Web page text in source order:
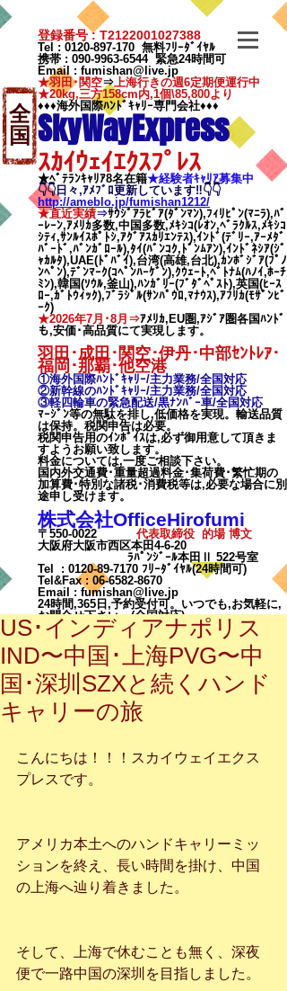
全
国
登録番号 : T2122001027388
Tel : 0120-897-170 無料ﾌﾘｰﾀﾞｲﾔﾙ
携帯 : 090-9963-6544緊急24時間可
Email : fumishan@live.jp
★羽田･関空⇒上海行きの週6定期便運行中
★20kg,三方158cm内,1個\85,800より
♦♦♦海外国際ﾊﾝﾄﾞｷｬﾘｰ専門会社♦♦♦
SkyWayExpress
ｽｶｲｳｪｲｴｸｽﾌﾟﾚｽ
★ﾍﾞﾃﾗﾝｷｬﾘｱ8名在籍★​経験者ｷｬﾘｱ募集中
👇👇日々,ｱﾒﾌﾞﾛ更新しています‼👇👇
http://ameblo.jp/fumishan1212/
★直近実績⇒ｻｳｼﾞｱﾗﾋﾞｱ(ﾀﾞﾝﾏﾝ),ﾌｨﾘﾋﾟﾝ(ﾏﾆﾗ),ﾊﾞ
ｰﾚｰﾝ,ｱﾒﾘｶ多数,中国多数,ﾒｷｼｺ(ﾚｵﾝ,ﾍﾞﾗｸﾙｽ,ﾒｷｼｺ
ｼﾃｨ,ｻﾝﾙｲｽﾎﾟﾄｼ,ｱｸﾞｱｽｶﾘｴﾝﾃｽ),ｲﾝﾄﾞ(ﾃﾞﾘｰ,ｱｰﾒﾀﾞ
ﾊﾞｰﾄﾞ,ﾊﾞﾝｶﾞﾛｰﾙ),ﾀｲ(ﾊﾞﾝｺｸ,ﾄﾞﾝﾑｱﾝ),ｲﾝﾄﾞﾈｼｱ(ｼﾞ
ｬｶﾙﾀ),UAE(ﾄﾞﾊﾞｲ),台湾(高雄,台北),ｶﾝﾎﾞｼﾞｱ(ﾌﾟﾉ
ﾝﾍﾟﾝ),ﾃﾞﾝﾏｰｸ(ｺﾍﾟﾝﾊｰｹﾞﾝ),ｸｳｪｰﾄ,ﾍﾞﾄﾅﾑ(ﾊﾉｲ,ﾎｰﾁ
ﾐﾝ),韓国(ｿｳﾙ,釜山),ﾊﾝｶﾞﾘｰ(ﾌﾞﾀﾞﾍﾟｽﾄ),英国(ﾋｰｽ
ﾛｰ,ｶﾞﾄｳｨｯｸ),ﾌﾞﾗｼﾞﾙ(ｻﾝﾊﾟｳﾛ,ﾏﾅｳｽ),ｱﾌﾘｶ(ﾓｻﾞﾝﾋﾞ
ｰｸ)
★2026年7月･8月⇒ｱﾒﾘｶ,EU圏,ｱｼﾞｱ圏各国ﾊﾝﾄﾞ
も,安価･高品質にて実現します。
羽田･成田･関空･伊丹･中部ｾﾝﾄﾚｱ･
福岡･那覇･他空港
①海外国際ﾊﾝﾄﾞｷｬﾘｰ/主力業務/全国対応
②新幹線のﾊﾝﾄﾞｷｬﾘｰ/主力業務/全国対応
③軽四輪車の緊急配送/黒ﾅﾝﾊﾞｰ車/全国対応
ﾏｰｼﾞﾝ等の無駄を排し,低価格を実現。輸送品質
は保持。税関申告は必要。
税関申告用のｲﾝﾎﾞｲｽは,必ず御用意して頂きま
すようお願い致します。
料金については,一度ご相談下さい。
国内外交通費･重量超過料金･集荷費･繁忙期の
加算費･特別な諸税･消費税等は,必要な場合に別
途申し受けます。
株式会社OfficeHirofumi
〒550-0022 代表取締役 的場 博文
大阪府大阪市西区本田4-6-20
ﾗﾊﾟﾝｼﾞｰﾙ本田Ⅱ 522号室
Tel : 0120-89-7170 ﾌﾘｰﾀﾞｲﾔﾙ(24時間可)
Tel&Fax : 06-6582-8670
Email
: fumishan@live.jp
24時間,365日,予約受付可。いつでも,お気軽に,
お問合せ下さい。(全国対応)
US･インディアナポリス
IND〜中国･上海PVG〜中
国･深圳SZXと続くハンド
キャリーの旅
こんにちは！！！スカイウェイエクス
プレスです。
アメリカ本土へのハンドキャリーミッ
ションを終え、長い時間を掛け、中国
の上海へ辿り着きました。
そして、上海で休むことも無く、深夜
便で一路中国の深圳を目指しました。